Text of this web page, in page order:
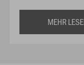
MEHR